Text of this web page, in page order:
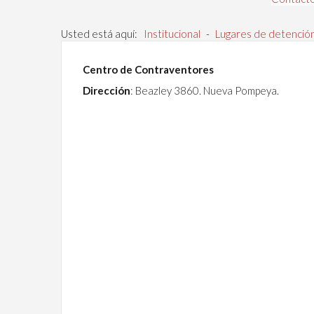
Usted está aquí: Institucional - Lugares de
Centro de Contraventores
Dirección: Beazley 3860. Nueva Pompeya.